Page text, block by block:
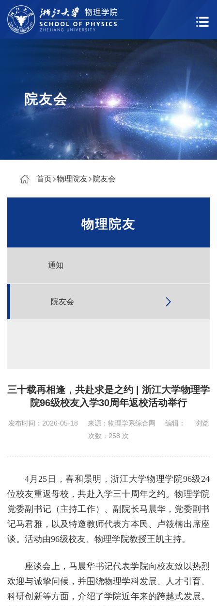
院友会
首页 物理院友 院友会
物理院友
通知
院友会
三十载再相逢，共赴求是之约 | 浙江大学物理学
院96级校友入学30周年返校活动举行
发布时间：2026-05-18 来源：物理学系综合网 编辑：
浏览
次数： 258 次
4月25日，春和景明，浙江大学物理学院96级24
位校友重返母校，共赴入学三十周年之约。物理学院
党委副书记（主持工作）、副院长马晨华，党委副书
记马君雅，以及特邀教师代表方本民、卢筱楠出席座
谈。活动由96级校友、物理学院教授王凯主持。
座谈会上，马晨华书记代表学院向校友致以热烈
欢迎与诚挚问候，并围绕物理学科发展、人才引育、
科研创新等方面，介绍了学院近年来的跨越式发展。